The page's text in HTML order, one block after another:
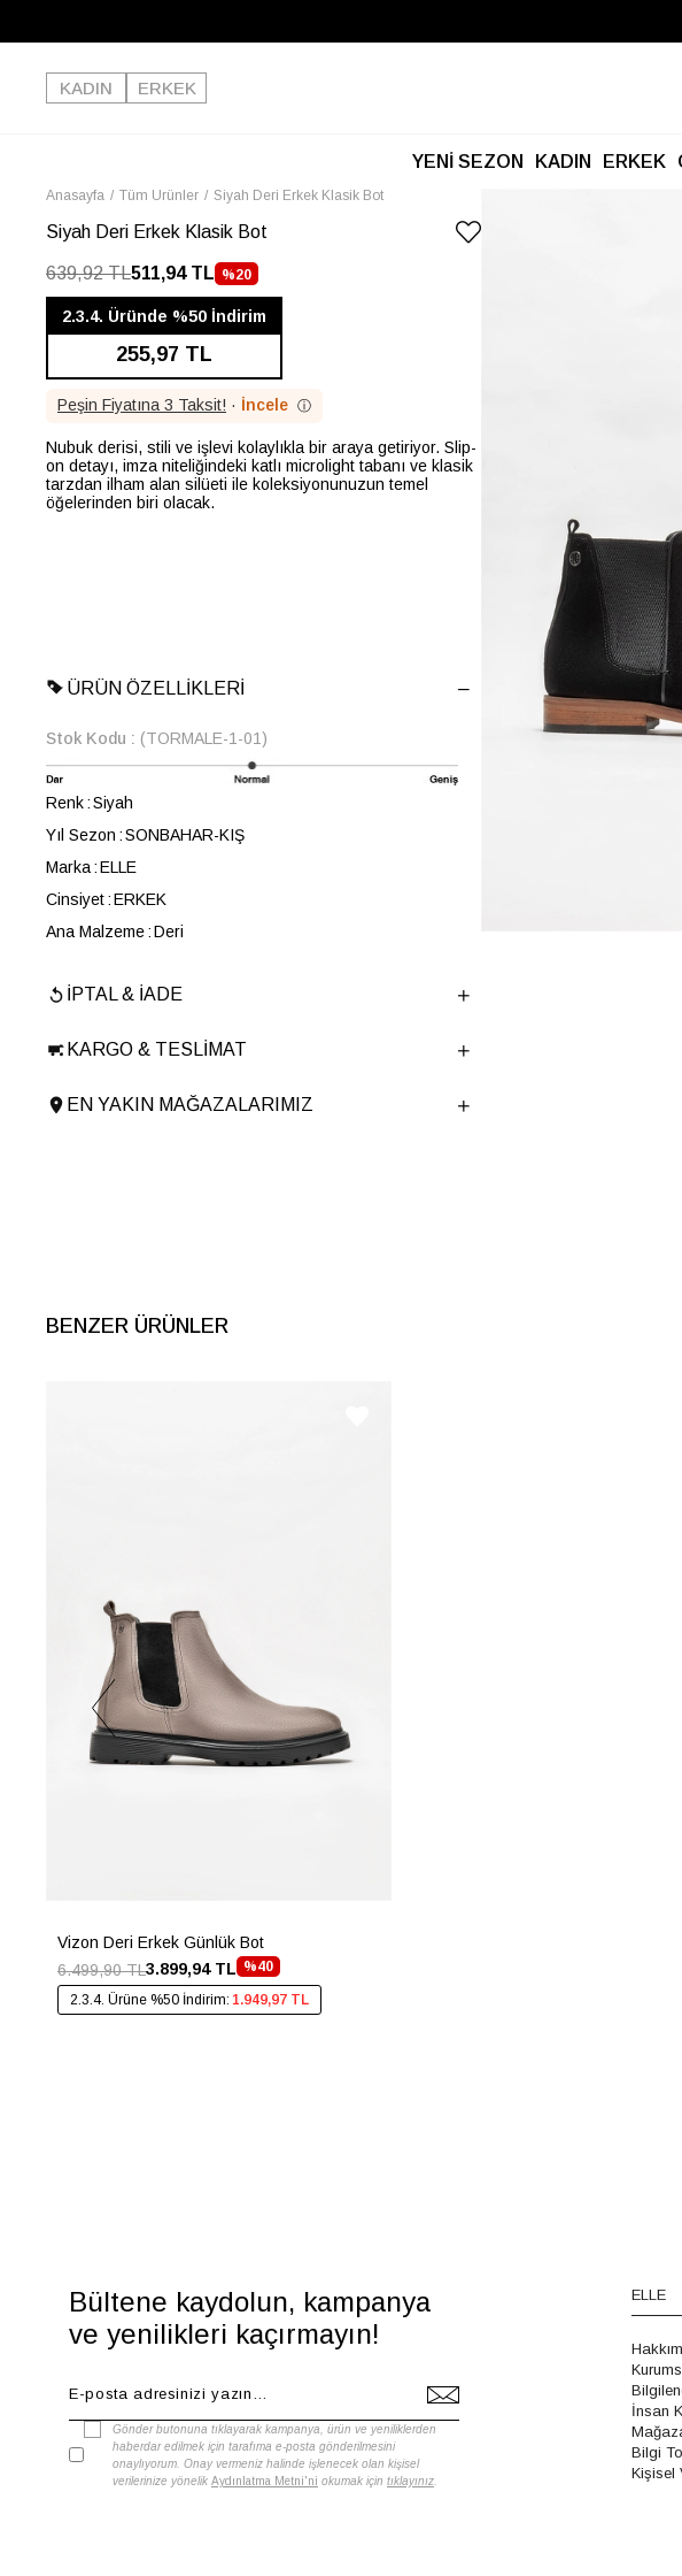
KADIN
ERKEK
YENİ SEZON KADIN ERKEK
Anasayfa Tüm Ürünler Siyah Deri Erkek Klasik Bot
Siyah Deri Erkek Klasik Bot
639,92 TL511,94 TL %20
İNDIRIM
2.3.4. Üründe %50 İndirim
255,97 TL
Peşin Fiyatına 3 Taksit! · İncele ⓘ
Nubuk derisi, stili ve işlevi kolaylıkla bir araya getiriyor. Slip-
on detayı, imza niteliğindeki katlı microlight tabanı ve klasik
tarzdan ilham alan silüeti ile koleksiyonunuzun temel
öğelerinden biri olacak.
ÜRÜN ÖZELLIKLERI
Stok Kodu (TORMALE-1-01)
Renk Siyah
Yıl Sezon SONBAHAR-KIŞ
Marka ELLE
Cinsiyet ERKEK
Ana Malzeme Deri
Topuk Boyu
2.5 cm
Ürün Cinsi
Klasik
Taban Yüksekliği
1 cm
İPTAL & İADE
KARGO & TESLIMAT
EN YAKIN MAĞAZALARIMIZ
BENZER ÜRÜNLER
Vizon Deri Erkek Günlük Bot
%40
3.899,94 TL
6.499,90 TL
2.3.4. Ürüne %50 İndirim: 1.949,97 TL
Bültene kaydolun, kampanya
ve yenilikleri kaçırmayın!
Gönder butonuna tıklayarak kampanya, ürün ve yeniliklerden
haberdar edilmek için tarafıma e-posta gönderilmesini
onaylıyorum. Onay vermeniz halinde işlenecek olan kişisel
verilerinize yönelik Aydınlatma Metni'ni okumak için tıklayınız
ELLE
İnsan
Bilgi
Kişisel